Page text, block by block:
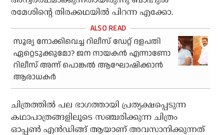
രമേശിന്റെ തിരക്കഥയില്‍ പിറന്ന എക്കോ.
സൂര്യ നോക്കിവെച്ച റിലീസ് ഡേറ്റ് ദളപതി
ഏറ്റെടുക്കുമോ? ജന നായകന്‍ എന്നാണോ
റിലീസ് അന്ന് പൊങ്കല്‍ ആഘോഷിക്കാന്‍
ആരാധകര്‍
ചിത്രത്തില്‍ പല ഭാഗത്തായി പ്രത്യക്ഷപ്പെടുന്ന
കഥാപാത്രങ്ങളിലൂടെ സഞ്ചരിക്കുന്ന ചിത്രം
ഓപ്പണ്‍ എന്‍ഡിങ്ങ് ആയാണ് അവസാനിക്കുന്നത്